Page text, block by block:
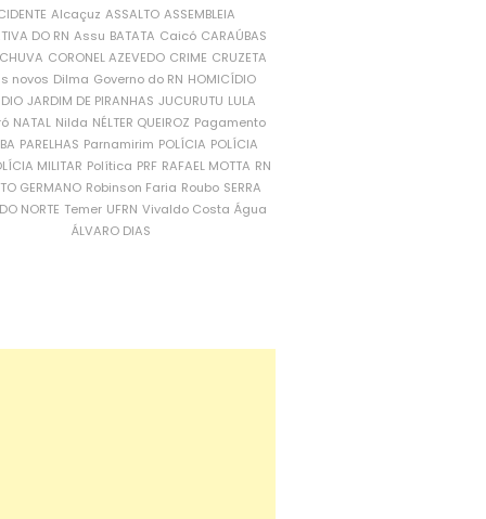
Alcaçuz ASSALTO ASSEMBLEIA
DO RN Assu BATATA Caicó CARAÚBAS
CORONEL AZEVEDO CRIME CRUZETA
novos Dilma Governo do RN HOMICÍDIO
JARDIM DE PIRANHAS JUCURUTU LULA
NATAL Nilda NÉLTER QUEIROZ Pagamento
PARELHAS Parnamirim POLÍCIA POLÍCIA
MILITAR Política PRF RAFAEL MOTTA RN
GERMANO Robinson Faria Roubo SERRA
NORTE Temer UFRN Vivaldo Costa Água
ÁLVARO DIAS